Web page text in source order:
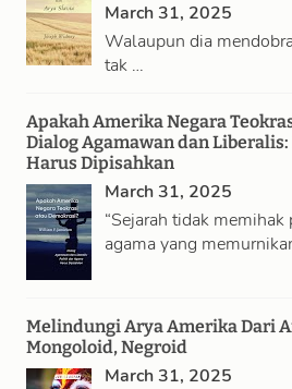
March 31, 2025
Walaupun dia
tak …
Apakah Amerika Negara
Dialog Agamawan dan
Harus Dipisahkan
March 31, 2025
“Sejarah tidak
agama yang
Melindungi Arya Amerika Dari
Mongoloid, Negroid
March 31, 2025